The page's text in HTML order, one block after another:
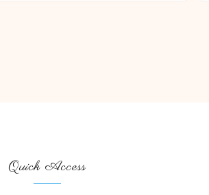
Quick Access